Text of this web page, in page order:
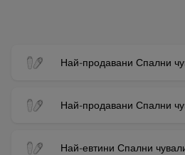
Най-продавани Спални
Най-продавани Спални
Най-евтини Спални